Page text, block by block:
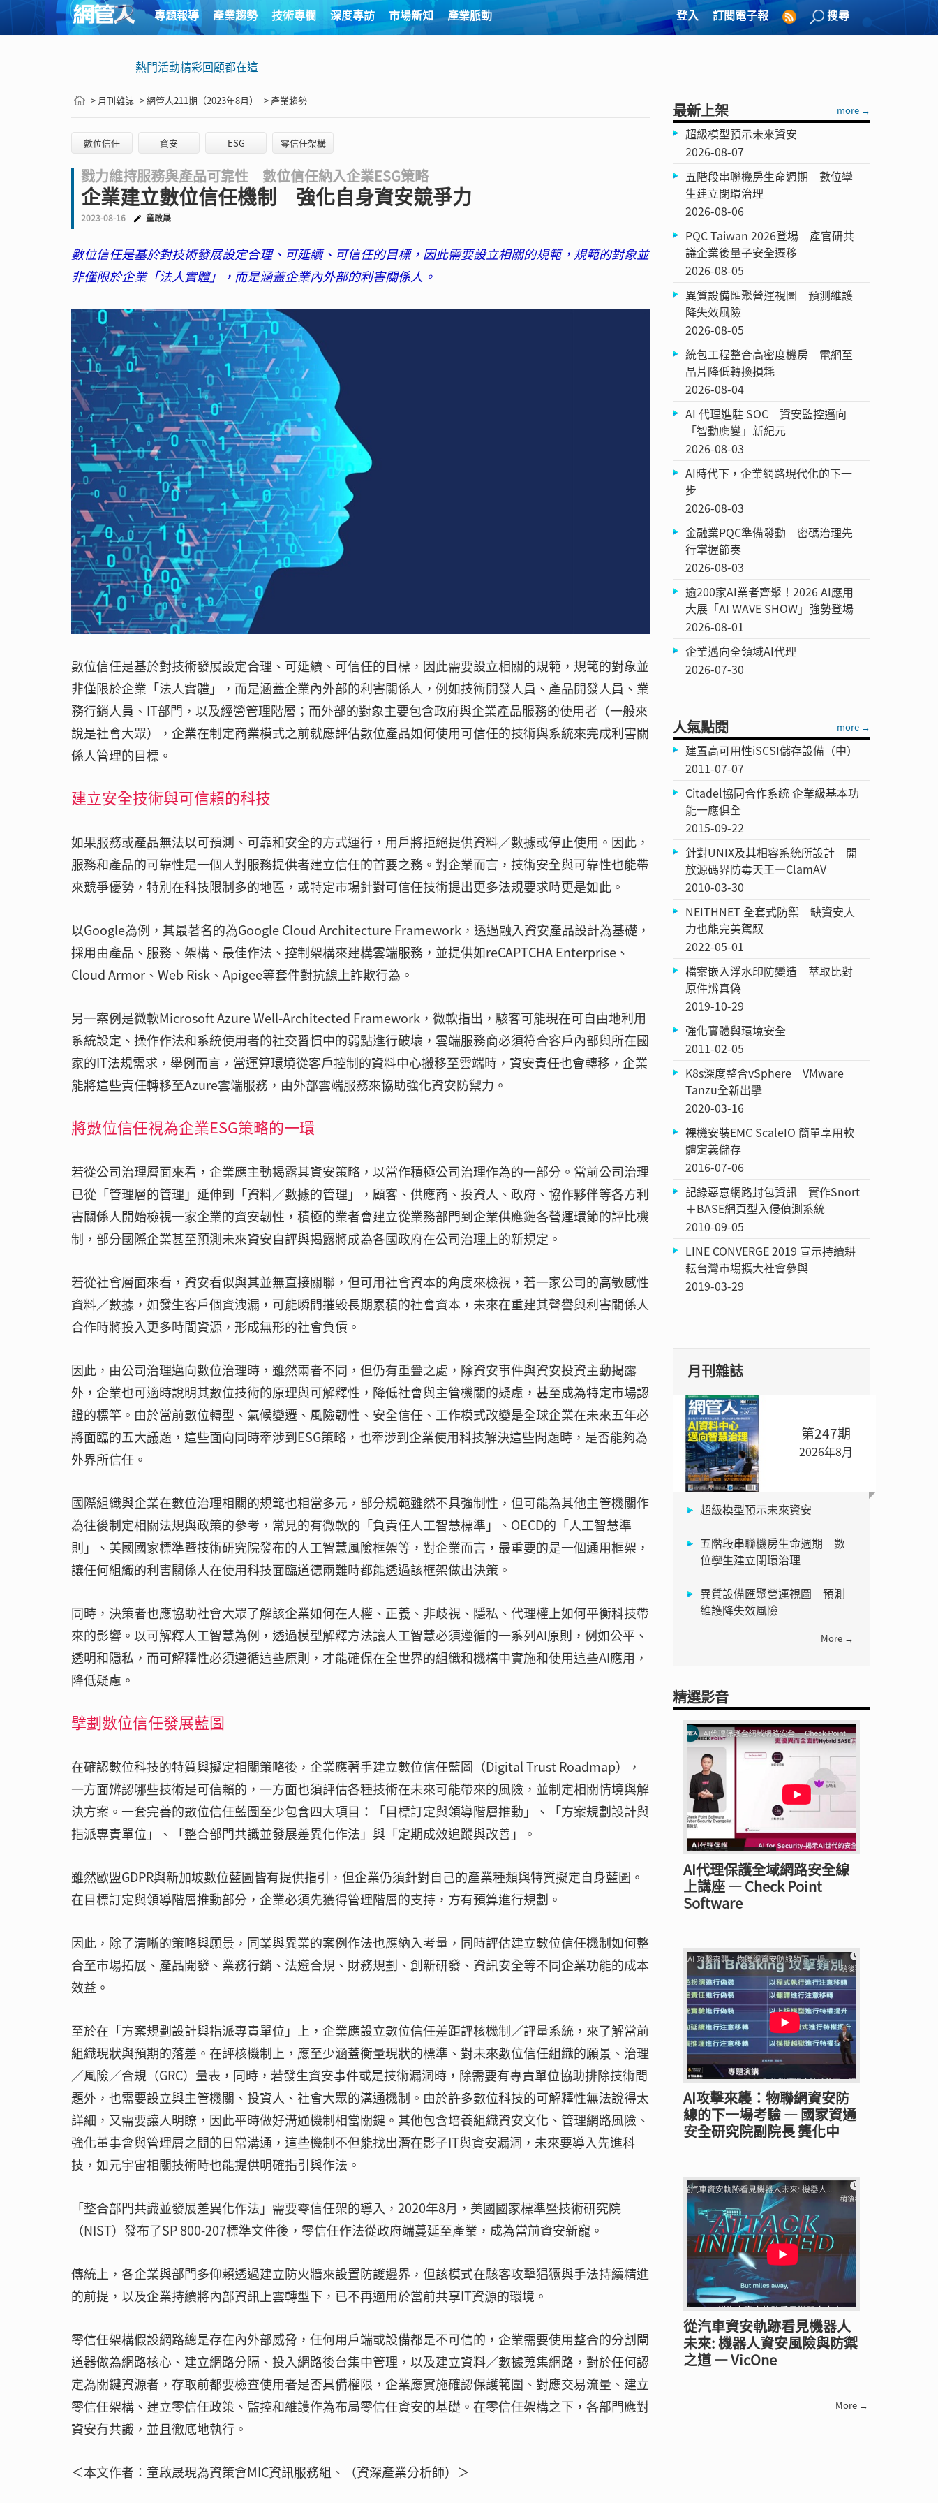
專題報導 產業趨勢 技術專欄 深度專訪 市場新知 產業脈動 登入 訂閱電子報 搜尋
熱門活動精彩回顧都在這
> 月刊雜誌 > 網管人211期（2023年8月） > 產業趨勢
數位信任 資安 ESG 零信任架構
戮力維持服務與產品可靠性 數位信任納入企業ESG策略
企業建立數位信任機制 強化自身資安競爭力
2023-08-16 童啟晟
數位信任是基於對技術發展設定合理、可延續、可信任的目標，因此需要設立相關的規範，規範的對象並
非僅限於企業「法人實體」，而是涵蓋企業內外部的利害關係人。
數位信任是基於對技術發展設定合理、可延續、可信任的目標，因此需要設立相關的規範，規範的對象並
非僅限於企業「法人實體」，而是涵蓋企業內外部的利害關係人，例如技術開發人員、產品開發人員、業
務行銷人員、IT部門，以及經營管理階層；而外部的對象主要包含政府與企業產品服務的使用者（一般來
說是社會大眾），企業在制定商業模式之前就應評估數位產品如何使用可信任的技術與系統來完成利害關
係人管理的目標。
建立安全技術與可信賴的科技
如果服務或產品無法以可預測、可靠和安全的方式運行，用戶將拒絕提供資料／數據或停止使用。因此，
服務和產品的可靠性是一個人對服務提供者建立信任的首要之務。對企業而言，技術安全與可靠性也能帶
來競爭優勢，特別在科技限制多的地區，或特定市場針對可信任技術提出更多法規要求時更是如此。
以Google為例，其最著名的為Google Cloud Architecture Framework，透過融入資安產品設計為基礎，
採用由產品、服務、架構、最佳作法、控制架構來建構雲端服務，並提供如reCAPTCHA Enterprise、
Cloud Armor、Web Risk、Apigee等套件對抗線上詐欺行為。
另一案例是微軟Microsoft Azure Well-Architected Framework，微軟指出，駭客可能現在可自由地利用
系統設定、操作作法和系統使用者的社交習慣中的弱點進行破壞，雲端服務商必須符合客戶內部與所在國
家的IT法規需求，舉例而言，當運算環境從客戶控制的資料中心搬移至雲端時，資安責任也會轉移，企業
能將這些責任轉移至Azure雲端服務，由外部雲端服務來協助強化資安防禦力。
將數位信任視為企業ESG策略的一環
若從公司治理層面來看，企業應主動揭露其資安策略，以當作積極公司治理作為的一部分。當前公司治理
已從「管理層的管理」延伸到「資料／數據的管理」，顧客、供應商、投資人、政府、協作夥伴等各方利
害關係人開始檢視一家企業的資安韌性，積極的業者會建立從業務部門到企業供應鏈各營運環節的評比機
制，部分國際企業甚至預測未來資安自評與揭露將成為各國政府在公司治理上的新規定。
若從社會層面來看，資安看似與其並無直接關聯，但可用社會資本的角度來檢視，若一家公司的高敏感性
資料／數據，如發生客戶個資洩漏，可能瞬間摧毀長期累積的社會資本，未來在重建其聲譽與利害關係人
合作時將投入更多時間資源，形成無形的社會負債。
因此，由公司治理邁向數位治理時，雖然兩者不同，但仍有重疊之處，除資安事件與資安投資主動揭露
外，企業也可適時說明其數位技術的原理與可解釋性，降低社會與主管機關的疑慮，甚至成為特定市場認
證的標竿。由於當前數位轉型、氣候變遷、風險韌性、安全信任、工作模式改變是全球企業在未來五年必
將面臨的五大議題，這些面向同時牽涉到ESG策略，也牽涉到企業使用科技解決這些問題時，是否能夠為
外界所信任。
國際組織與企業在數位治理相關的規範也相當多元，部分規範雖然不具強制性，但可能為其他主管機關作
為往後制定相關法規與政策的參考，常見的有微軟的「負責任人工智慧標準」、OECD的「人工智慧準
則」、美國國家標準暨技術研究院發布的人工智慧風險框架等，對企業而言，最重要的是一個通用框架，
讓任何組織的利害關係人在使用科技面臨道德兩難時都能透過該框架做出決策。
同時，決策者也應協助社會大眾了解該企業如何在人權、正義、非歧視、隱私、代理權上如何平衡科技帶
來的影響。以可解釋人工智慧為例，透過模型解釋方法讓人工智慧必須遵循的一系列AI原則，例如公平、
透明和隱私，而可解釋性必須遵循這些原則，才能確保在全世界的組織和機構中實施和使用這些AI應用，
降低疑慮。
擘劃數位信任發展藍圖
在確認數位科技的特質與擬定相關策略後，企業應著手建立數位信任藍圖（Digital Trust Roadmap），
一方面辨認哪些技術是可信賴的，一方面也須評估各種技術在未來可能帶來的風險，並制定相關情境與解
決方案。一套完善的數位信任藍圖至少包含四大項目：「目標訂定與領導階層推動」、「方案規劃設計與
指派專責單位」、「整合部門共識並發展差異化作法」與「定期成效追蹤與改善」。
雖然歐盟GDPR與新加坡數位藍圖皆有提供指引，但企業仍須針對自己的產業種類與特質擬定自身藍圖。
在目標訂定與領導階層推動部分，企業必須先獲得管理階層的支持，方有預算進行規劃。
因此，除了清晰的策略與願景，同業與異業的案例作法也應納入考量，同時評估建立數位信任機制如何整
合至市場拓展、產品開發、業務行銷、法遵合規、財務規劃、創新研發、資訊安全等不同企業功能的成本
效益。
至於在「方案規劃設計與指派專責單位」上，企業應設立數位信任差距評核機制／評量系統，來了解當前
組織現狀與預期的落差。在評核機制上，應至少涵蓋衡量現狀的標準、對未來數位信任組織的願景、治理
／風險／合規（GRC）量表，同時，若發生資安事件或是技術漏洞時，除需要有專責單位協助排除技術問
題外，也需要設立與主管機關、投資人、社會大眾的溝通機制。由於許多數位科技的可解釋性無法說得太
詳細，又需要讓人明瞭，因此平時做好溝通機制相當關鍵。其他包含培養組織資安文化、管理網路風險、
強化董事會與管理層之間的日常溝通，這些機制不但能找出潛在影子IT與資安漏洞，未來要導入先進科
技，如元宇宙相關技術時也能提供明確指引與作法。
「整合部門共識並發展差異化作法」需要零信任架的導入，2020年8月，美國國家標準暨技術研究院
（NIST）發布了SP 800-207標準文件後，零信任作法從政府端蔓延至產業，成為當前資安新寵。
傳統上，各企業與部門多仰賴透過建立防火牆來設置防護邊界，但該模式在駭客攻擊猖獗與手法持續精進
的前提，以及企業持續將內部資訊上雲轉型下，已不再適用於當前共享IT資源的環境。
零信任架構假設網路總是存在內外部威脅，任何用戶端或設備都是不可信的，企業需要使用整合的分割閘
道器做為網路核心、建立網路分隔、投入網路後台集中管理，以及建立資料／數據蒐集網路，對於任何認
定為關鍵資源者，存取前都要檢查使用者是否具備權限，企業應實施確認保護範圍、對應交易流量、建立
零信任架構、建立零信任政策、監控和維護作為布局零信任資安的基礎。在零信任架構之下，各部門應對
資安有共識，並且徹底地執行。
＜本文作者：童啟晟現為資策會MIC資訊服務組、（資深產業分析師）＞
最新上架 more →
超級模型預示未來資安
2026-08-07
五階段串聯機房生命週期 數位孿
生建立閉環治理
2026-08-06
PQC Taiwan 2026登場 產官研共
議企業後量子安全遷移
2026-08-05
異質設備匯聚營運視圖 預測維護
降失效風險
2026-08-05
統包工程整合高密度機房 電網至
晶片降低轉換損耗
2026-08-04
AI 代理進駐 SOC 資安監控邁向
「智動應變」新紀元
2026-08-03
AI時代下，企業網路現代化的下一
步
2026-08-03
金融業PQC準備發動 密碼治理先
行掌握節奏
2026-08-03
逾200家AI業者齊聚！2026 AI應用
大展「AI WAVE SHOW」強勢登場
2026-08-01
企業邁向全領域AI代理
2026-07-30
人氣點閱 more →
建置高可用性iSCSI儲存設備（中）
2011-07-07
Citadel協同合作系統 企業級基本功
能一應俱全
2015-09-22
針對UNIX及其相容系統所設計 開
放源碼界防毒天王—ClamAV
2010-03-30
NEITHNET 全套式防禦 缺資安人
力也能完美駕馭
2022-05-01
檔案嵌入浮水印防變造 萃取比對
原件辨真偽
2019-10-29
強化實體與環境安全
2011-02-05
K8s深度整合vSphere VMware
Tanzu全新出擊
2020-03-16
裸機安裝EMC ScaleIO 簡單享用軟
體定義儲存
2016-07-06
記錄惡意網路封包資訊 實作Snort
＋BASE網頁型入侵偵測系統
2010-09-05
LINE CONVERGE 2019 宣示持續耕
耘台灣市場擴大社會參與
2019-03-29
月刊雜誌
第247期
2026年8月
超級模型預示未來資安
五階段串聯機房生命週期 數
位孿生建立閉環治理
異質設備匯聚營運視圖 預測
維護降失效風險
More →
精選影音
AI代理保護全域網路安全線
上講座 — Check Point
Software
AI攻擊來襲：物聯網資安防
線的下一場考驗 — 國家資通
安全研究院副院長 龔化中
從汽車資安軌跡看見機器人
未來: 機器人資安風險與防禦
之道 — VicOne
More →